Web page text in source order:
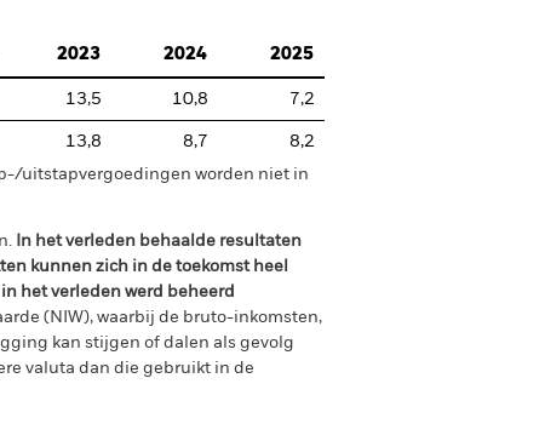
2023 2024 2025
13,5 10,8 7,2
13,8 8,7
8,2
uitstapvergoedingen worden niet in
In het verleden behaalde resultaten
kunnen zich in de toekomst heel
het verleden werd beheerd
(NIW), waarbij de bruto-inkomsten,
kan stijgen of dalen als gevolg
valuta dan die gebruikt in de